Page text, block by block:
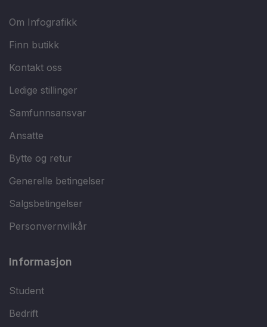
Om Infografikk
Finn butikk
Kontakt oss
Ledige stillinger
Samfunnsansvar
Ansatte
Bytte og retur
Generelle betingelser
Salgsbetingelser
Personvernvilkår
Informasjon
Student
Bedrift